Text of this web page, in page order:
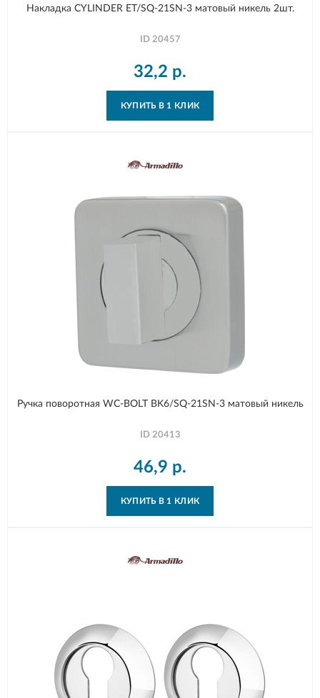
Накладка CYLINDER ET/SQ-21SN-3 матовый никель 2шт.
ID 20457
32,2 р.
КУПИТЬ В 1 КЛИК
Ручка поворотная WC-BOLT BK6/SQ-21SN-3 матовый никель
ID 20413
46,9 р.
КУПИТЬ В 1 КЛИК